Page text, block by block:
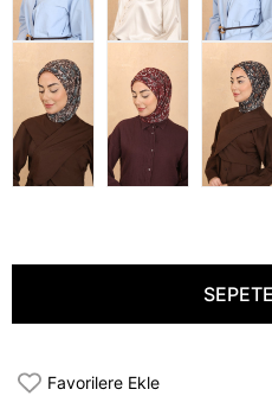
Favorilere Ekle